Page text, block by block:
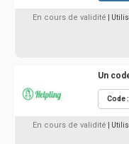
En cours de validité |
Un
Code
En cours de validité |